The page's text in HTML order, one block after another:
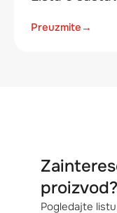
Preuzmite →
proizvod?
Pogledajte